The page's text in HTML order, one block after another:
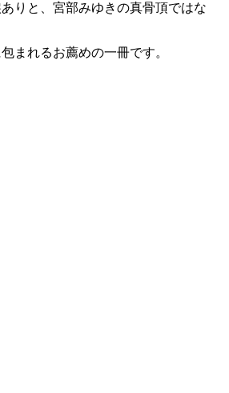
りと、宮部みゆきの真骨頂ではな
まれるお薦めの一冊です。